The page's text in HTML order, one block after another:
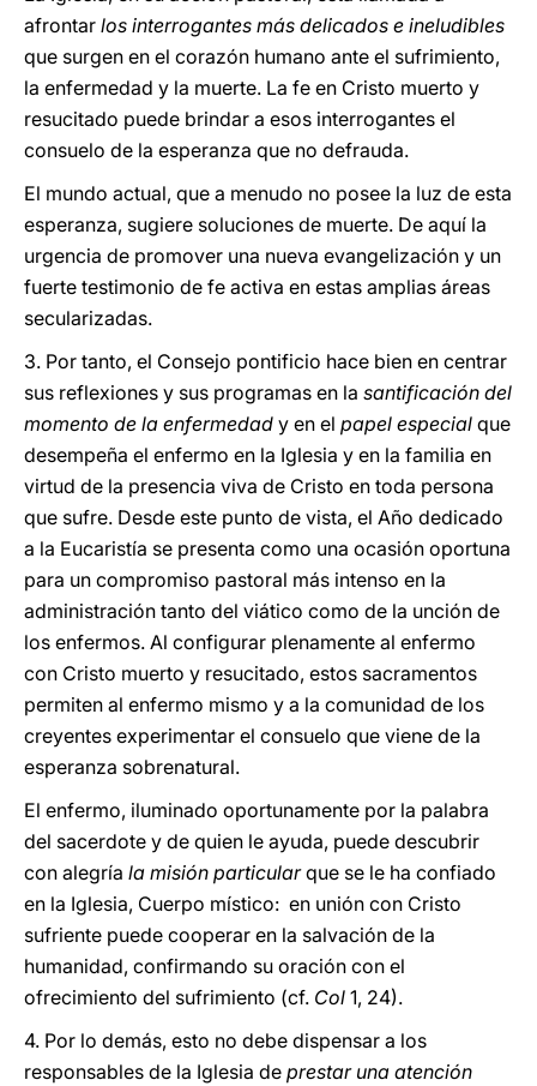
afrontar los interrogantes más delicados e ineludibles
que surgen en el corazón humano ante el sufrimiento,
la enfermedad y la muerte. La fe en Cristo muerto y
resucitado puede brindar a esos interrogantes el
consuelo de la esperanza que no defrauda.
El mundo actual, que a menudo no posee la luz de esta
esperanza, sugiere soluciones de muerte. De aquí la
urgencia de promover una nueva evangelización y un
fuerte testimonio de fe activa en estas amplias áreas
secularizadas.
3. Por tanto, el Consejo pontificio hace bien en centrar
sus reflexiones y sus programas en la santificación del
momento de la enfermedad y en el papel especial que
desempeña el enfermo en la Iglesia y en la familia en
virtud de la presencia viva de Cristo en toda persona
que sufre. Desde este punto de vista, el Año dedicado
a la Eucaristía se presenta como una ocasión oportuna
para un compromiso pastoral más intenso en la
administración tanto del viático como de la unción de
los enfermos. Al configurar plenamente al enfermo
con Cristo muerto y resucitado, estos sacramentos
permiten al enfermo mismo y a la comunidad de los
creyentes experimentar el consuelo que viene de la
esperanza sobrenatural.
El enfermo, iluminado oportunamente por la palabra
del sacerdote y de quien le ayuda, puede descubrir
con alegría la misión particularque se le ha confiado
en la Iglesia, Cuerpo místico: en unión con Cristo
sufriente puede cooperar en la salvación de la
humanidad, confirmando su oración con el
ofrecimiento del sufrimiento (cf. Col 1, 24).
4. Por lo demás, esto no debe dispensar a los
responsables de la Iglesia de prestar una atención